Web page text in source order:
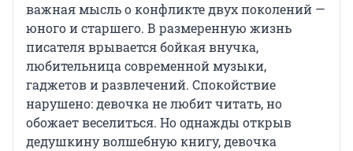
важная мысль о конфликте двух поколений —
юного и старшего. В размеренную жизнь
писателя врывается бойкая внучка,
любительница современной музыки,
гаджетов и развлечений. Спокойствие
нарушено: девочка не любит читать, но
обожает веселиться. Но однажды открыв
дедушкину волшебную книгу, девочка